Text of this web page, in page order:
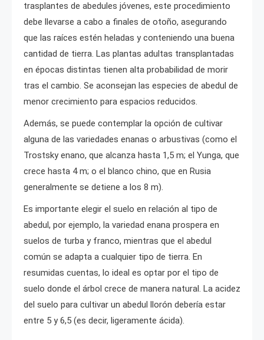
trasplantes de abedules jóvenes, este procedimiento
debe llevarse a cabo a finales de otoño, asegurando
que las raíces estén heladas y conteniendo una buena
cantidad de tierra. Las plantas adultas transplantadas
en épocas distintas tienen alta probabilidad de morir
tras el cambio. Se aconsejan las especies de abedul de
menor crecimiento para espacios reducidos.
Además, se puede contemplar la opción de cultivar
alguna de las variedades enanas o arbustivas (como el
Trostsky enano, que alcanza hasta 1,5 m; el Yunga, que
crece hasta 4 m; o el blanco chino, que en Rusia
generalmente se detiene a los 8 m).
Es importante elegir el suelo en relación al tipo de
abedul, por ejemplo, la variedad enana prospera en
suelos de turba y franco, mientras que el abedul
común se adapta a cualquier tipo de tierra. En
resumidas cuentas, lo ideal es optar por el tipo de
suelo donde el árbol crece de manera natural. La acidez
del suelo para cultivar un abedul llorón debería estar
entre 5 y 6,5 (es decir, ligeramente ácida).